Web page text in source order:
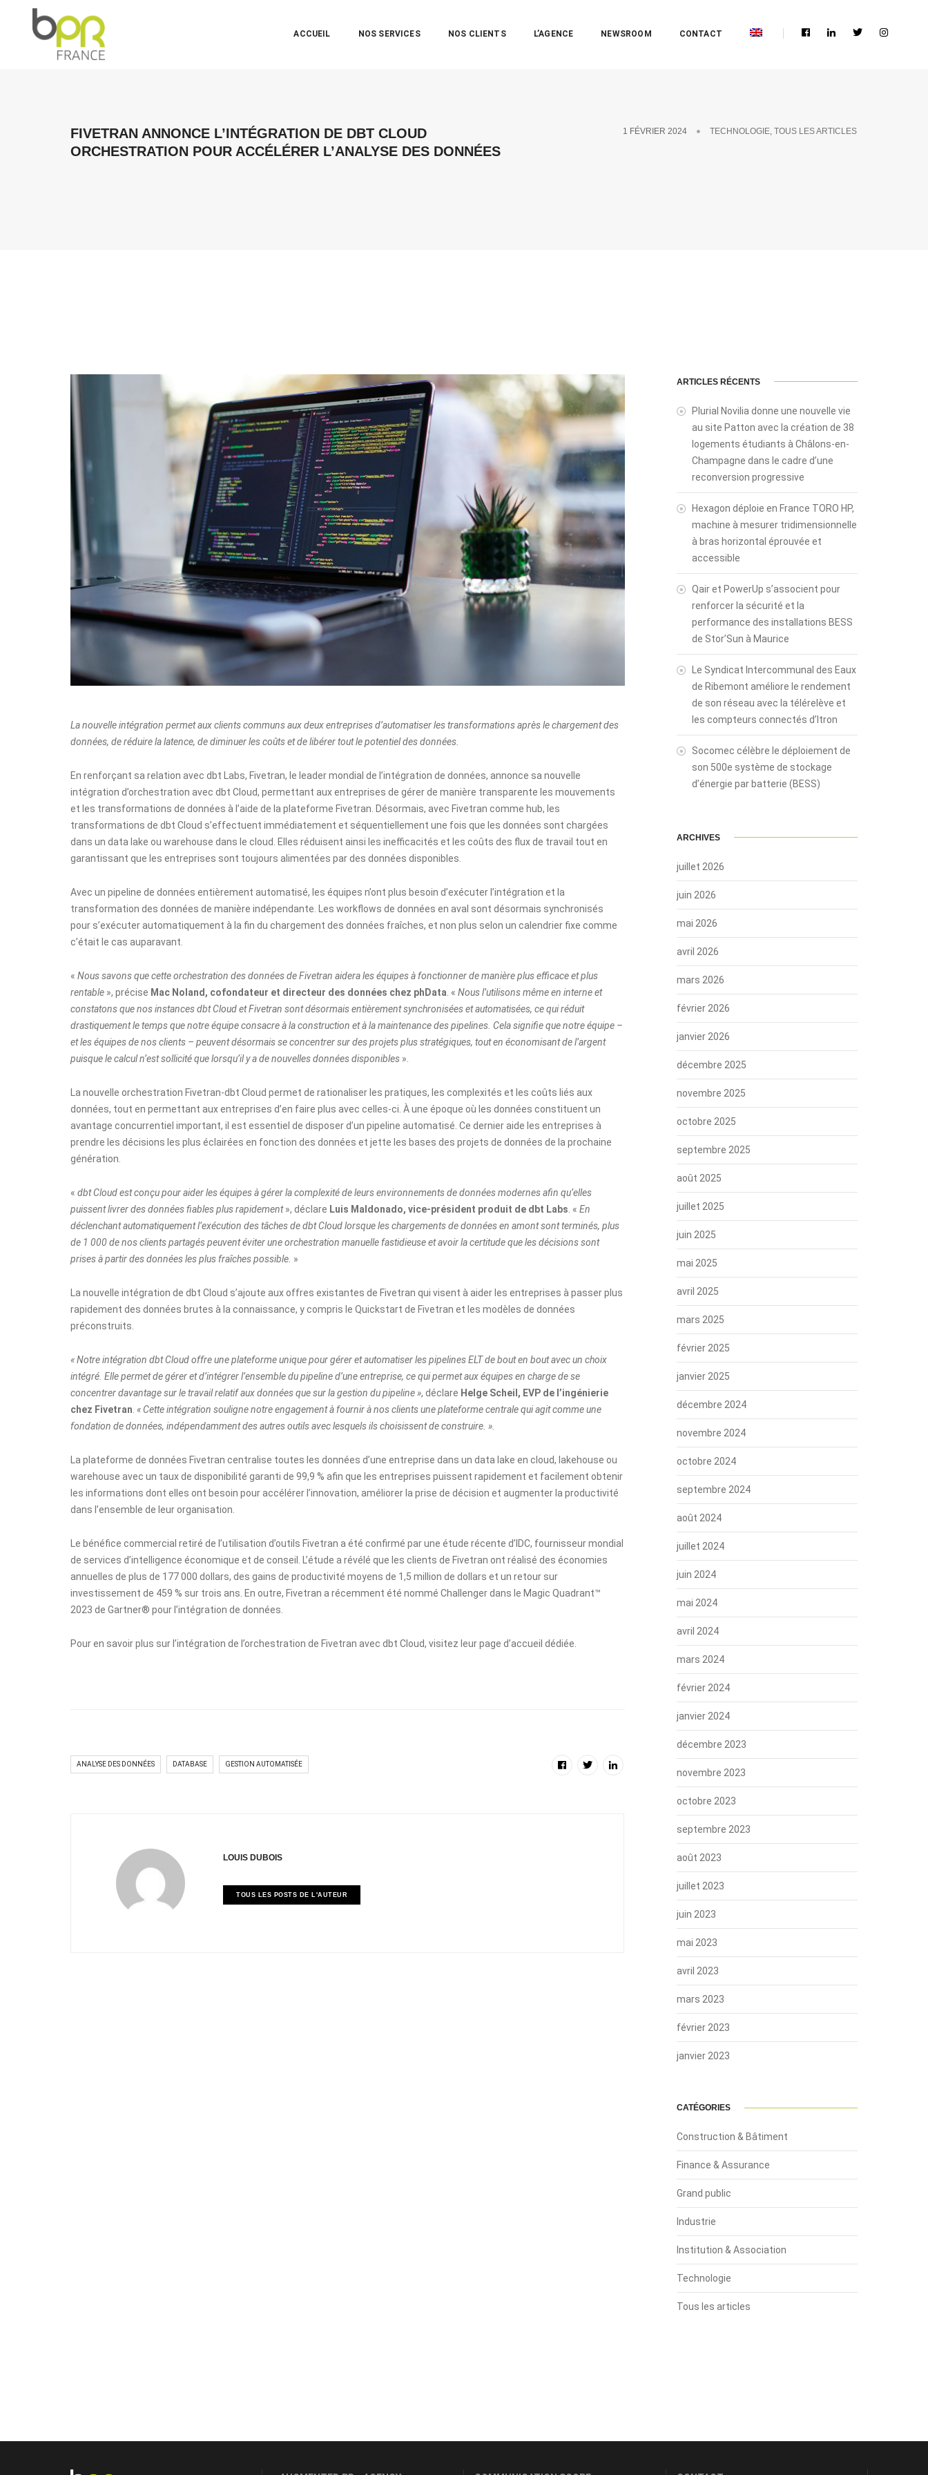
ACCUEIL NOS SERVICES NOS CLIENTS L’AGENCE NEWSROOM CONTACT
FIVETRAN ANNONCE L’INTÉGRATION DE DBT CLOUD
ORCHESTRATION POUR ACCÉLÉRER L’ANALYSE DES DONNÉES
1 FÉVRIER 2024 TECHNOLOGIE, TOUS LES ARTICLES
La nouvelle intégration permet aux clients communs aux deux entreprises d’automatiser les transformations après le chargement des
données, de réduire la latence, de diminuer les coûts et de libérer tout le potentiel des données.
En renforçant sa relation avec dbt Labs, Fivetran, le leader mondial de l’intégration de données, annonce sa nouvelle
intégration d’orchestration avec dbt Cloud, permettant aux entreprises de gérer de manière transparente les mouvements
et les transformations de données à l’aide de la plateforme Fivetran. Désormais, avec Fivetran comme hub, les
transformations de dbt Cloud s’effectuent immédiatement et séquentiellement une fois que les données sont chargées
dans un data lake ou warehouse dans le cloud. Elles réduisent ainsi les inefficacités et les coûts des flux de travail tout en
garantissant que les entreprises sont toujours alimentées par des données disponibles.
Avec un pipeline de données entièrement automatisé, les équipes n’ont plus besoin d’exécuter l’intégration et la
transformation des données de manière indépendante. Les workflows de données en aval sont désormais synchronisés
pour s’exécuter automatiquement à la fin du chargement des données fraîches, et non plus selon un calendrier fixe comme
c’était le cas auparavant.
« Nous savons que cette orchestration des données de Fivetran aidera les équipes à fonctionner de manière plus efficace et plus
rentable », précise Mac Noland, cofondateur et directeur des données chez phData. « Nous l’utilisons même en interne et
constatons que nos instances dbt Cloud et Fivetran sont désormais entièrement synchronisées et automatisées, ce qui réduit
drastiquement le temps que notre équipe consacre à la construction et à la maintenance des pipelines. Cela signifie que notre équipe –
et les équipes de nos clients – peuvent désormais se concentrer sur des projets plus stratégiques, tout en économisant de l’argent
puisque le calcul n’est sollicité que lorsqu’il y a de nouvelles données disponibles ».
La nouvelle orchestration Fivetran-dbt Cloud permet de rationaliser les pratiques, les complexités et les coûts liés aux
données, tout en permettant aux entreprises d’en faire plus avec celles-ci. À une époque où les données constituent un
avantage concurrentiel important, il est essentiel de disposer d’un pipeline automatisé. Ce dernier aide les entreprises à
prendre les décisions les plus éclairées en fonction des données et jette les bases des projets de données de la prochaine
génération.
« dbt Cloud est conçu pour aider les équipes à gérer la complexité de leurs environnements de données modernes afin qu’elles
puissent livrer des données fiables plus rapidement», déclare Luis Maldonado, vice-président produit de dbt Labs. « En
déclenchant automatiquement l’exécution des tâches de dbt Cloud lorsque les chargements de données en amont sont terminés, plus
de 1 000 de nos clients partagés peuvent éviter une orchestration manuelle fastidieuse et avoir la certitude que les décisions sont
prises à partir des données les plus fraîches possible. »
La nouvelle intégration de dbt Cloud s’ajoute aux offres existantes de Fivetran qui visent à aider les entreprises à passer plus
rapidement des données brutes à la connaissance, y compris le Quickstart de Fivetran et les modèles de données
préconstruits.
« Notre intégration dbt Cloud offre une plateforme unique pour gérer et automatiser les pipelines ELT de bout en bout avec un choix
intégré. Elle permet de gérer et d’intégrer l’ensemble du pipeline d’une entreprise, ce qui permet aux équipes en charge de se
concentrer davantage sur le travail relatif aux données que sur la gestion du pipeline », déclare Helge Scheil, EVP de l’ingénierie
chez Fivetran. « Cette intégration souligne notre engagement à fournir à nos clients une plateforme centrale qui agit comme une
fondation de données, indépendamment des autres outils avec lesquels ils choisissent de construire. ».
La plateforme de données Fivetran centralise toutes les données d’une entreprise dans un data lake en cloud, lakehouse ou
warehouse avec un taux de disponibilité garanti de 99,9 % afin que les entreprises puissent rapidement et facilement obtenir
les informations dont elles ont besoin pour accélérer l’innovation, améliorer la prise de décision et augmenter la productivité
dans l’ensemble de leur organisation.
Le bénéfice commercial retiré de l’utilisation d’outils Fivetran a été confirmé par une étude récente d’IDC, fournisseur mondial
de services d’intelligence économique et de conseil. L’étude a révélé que les clients de Fivetran ont réalisé des économies
annuelles de plus de 177 000 dollars, des gains de productivité moyens de 1,5 million de dollars et un retour sur
investissement de 459 % sur trois ans. En outre, Fivetran a récemment été nommé Challenger dans le Magic Quadrant™
2023 de Gartner® pour l’intégration de données.
Pour en savoir plus sur l’intégration de l’orchestration de Fivetran avec dbt Cloud, visitez leurpage d’accueil dédiée.
ANALYSE DES DONNÉES DATABASE GESTION AUTOMATISÉE
LOUIS DUBOIS
TOUS LES POSTS DE L'AUTEUR
ARTICLES RÉCENTS
Plurial Novilia donne une nouvelle vie
au site Patton avec la création de 38
logements étudiants à Châlons-en-
Champagne dans le cadre d’une
reconversion progressive
Hexagon déploie en France TORO HP,
machine à mesurer tridimensionnelle
à bras horizontal éprouvée et
accessible
Qair et PowerUp s’associent pour
renforcer la sécurité et la
performance des installations BESS
de Stor’Sun à Maurice
Le Syndicat Intercommunal des Eaux
de Ribemont améliore le rendement
de son réseau avec la télérelève et
les compteurs connectés d’Itron
Socomec célèbre le déploiement de
son 500e système de stockage
d’énergie par batterie (BESS)
ARCHIVES
juillet 2026
juin 2026
mai 2026
avril 2026
mars 2026
février 2026
janvier 2026
décembre 2025
novembre 2025
octobre 2025
septembre 2025
août 2025
juillet 2025
juin 2025
mai 2025
avril 2025
mars 2025
février 2025
janvier 2025
décembre 2024
novembre 2024
octobre 2024
septembre 2024
août 2024
juillet 2024
juin 2024
mai 2024
avril 2024
mars 2024
février 2024
janvier 2024
décembre 2023
novembre 2023
octobre 2023
septembre 2023
août 2023
juillet 2023
juin 2023
mai 2023
avril 2023
mars 2023
février 2023
janvier 2023
CATÉGORIES
Construction & Bâtiment
Finance & Assurance
Grand public
Industrie
Institution & Association
Technologie
Tous les articles